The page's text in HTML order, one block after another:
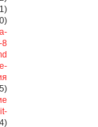
8